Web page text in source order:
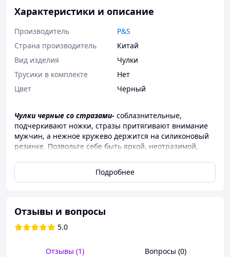
Характеристики и описание
Производитель
P&S
Страна производитель
Китай
Вид изделия
Чулки
Трусики в комплекте
Нет
Цвет
Черный
Чулки черные со стразами- соблазнительные,
подчеркивают ножки, стразы притягивают внимание
мужчин, а нежное кружево держится на силиконовый
резинке. Позвольте себе быть яркой, неотразимой,
настроение и будний день превратиться в
P.S. Наш магазин ценит своих клиентов, гарантирует
полную анонимность, предоставляет удобную для Вас
коммуникацию через мессенджеры Telegram, Viber, что
На почте Вам не придется краснеть. До встречи в
Подробнее
Отзывы и вопросы
5.0
Отзывы (1) Вопросы (0)